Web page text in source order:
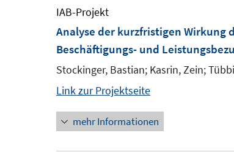
IAB-Projekt
Analyse der kurzfristigen Wirkung
Beschäftigungs- und
Stockinger, Bastian; Kasrin, Zein;
Link zur Projektseite
mehr Informationen